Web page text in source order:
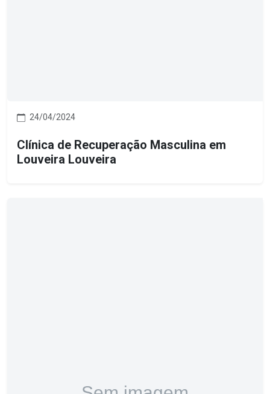
24/04/2024
Clínica de Recuperação Masculina em
Louveira Louveira